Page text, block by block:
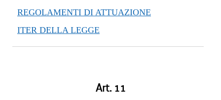
REGOLAMENTI DI ATTUAZIONE
ITER DELLA LEGGE
Art. 11